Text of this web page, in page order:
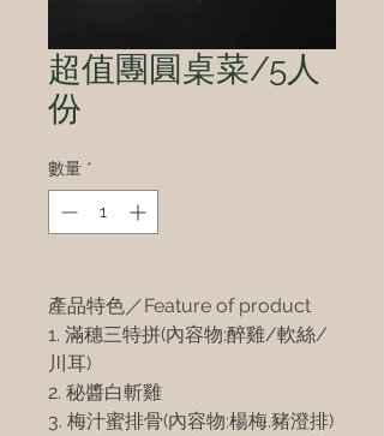
超值團圓桌菜/5人
份
數量 *
產品特色／Feature of product
1. 滿穗三特拼(內容物:醉雞/軟絲/
川耳)
2. 秘醬白斬雞
3. 梅汁蜜排骨(內容物:楊梅.豬澄排)